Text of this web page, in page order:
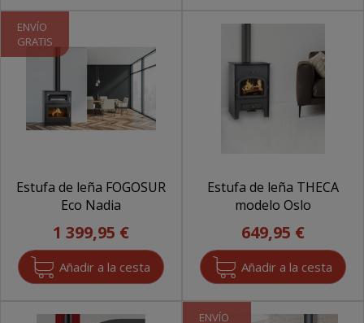
ENVÍO
GRATIS
Estufa de leña FOGOSUR
Eco Nadia
1 399,95 €
Estufa de leña THECA
modelo Oslo
649,95 €
ENVÍO